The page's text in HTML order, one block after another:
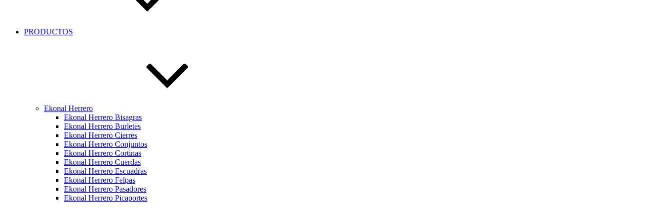
PRODUCTOS
Ekonal Herrero
Ekonal Herrero Bisagras
Ekonal Herrero Burletes
Ekonal Herrero Cierres
Ekonal Herrero Conjuntos
Ekonal Herrero Cortinas
Ekonal Herrero Cuerdas
Ekonal Herrero Escuadras
Ekonal Herrero Felpas
Ekonal Herrero Pasadores
Ekonal Herrero Picaportes